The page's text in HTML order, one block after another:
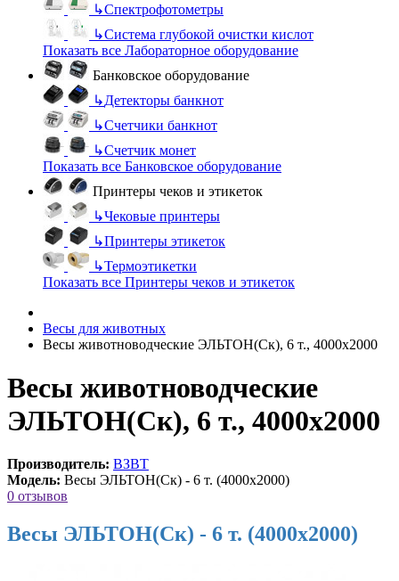
↳Спектрофотометры
↳Система глубокой очистки кислот
Показать все Лабораторное оборудование
Банковское оборудование
↳Детекторы банкнот
↳Счетчики банкнот
↳Счетчик монет
Показать все Банковское оборудование
Принтеры чеков и этикеток
↳Чековые принтеры
↳Принтеры этикеток
↳Термоэтикетки
Показать все Принтеры чеков и этикеток
Весы для животных
Весы животноводческие ЭЛЬТОН(Ск), 6 т., 4000х2000
Весы животноводческие
ЭЛЬТОН(Ск), 6 т., 4000х2000
Производитель: ВЗВТ
Модель: Весы ЭЛЬТОН(Ск) - 6 т. (4000х2000)
0 отзывов
Весы ЭЛЬТОН(Ск) - 6 т. (4000х2000)